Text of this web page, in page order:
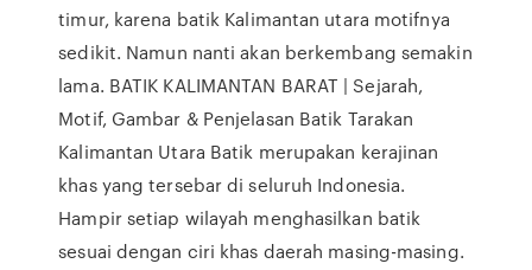
timur, karena batik Kalimantan utara motifnya
sedikit. Namun nanti akan berkembang semakin
lama. BATIK KALIMANTAN BARAT | Sejarah,
Motif, Gambar & Penjelasan Batik Tarakan
Kalimantan Utara Batik merupakan kerajinan
khas yang tersebar di seluruh Indonesia.
Hampir setiap wilayah menghasilkan batik
sesuai dengan ciri khas daerah masing-masing.